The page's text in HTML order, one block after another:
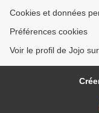
Cookies et données
Préférences cookies
Voir le profil de Jojo